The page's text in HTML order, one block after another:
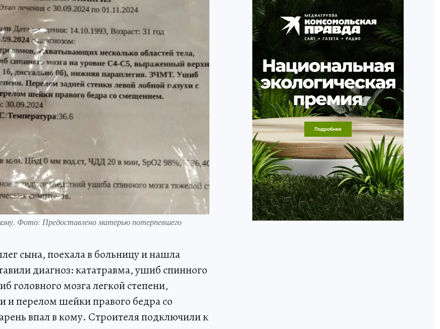
Фото: Предоставлено матерью потерпевшего
сына, поехала в больницу и нашла
диагноз: кататравма, ушиб спинного
головного мозга легкой степени,
и перелом шейки правого бедра со
впал в кому. Строителя подключили к